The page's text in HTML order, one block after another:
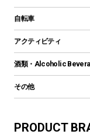
グランドシート
ガイドロープ
ツール
焚き火台&ストーブ
火起こし
バーベキューツール
燃料・着火剤・炭
クッキングツール
ナイフ
カトラリー
マグカップ、カップ
ディズニーボトル
保冷剤
リュック、バックパック
トートバッグ、サコッシ
ショッピングキャリー
その他アウトドア雑貨
レイン
インフレータブル
カヤック
パドル
ヘルメット
自転車
折りたたみ自転車
スポーツサイクル
シティサイクル
自転車用アクセサリー
アクティビティ
マリン
ラッシュガード
テント
酒類・Alcoholic
その他
湯たんぽ
PRODUCT